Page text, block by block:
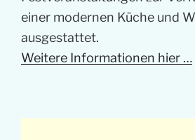
einer modernen Küche und
ausgestattet.
Weitere Informationen hier …